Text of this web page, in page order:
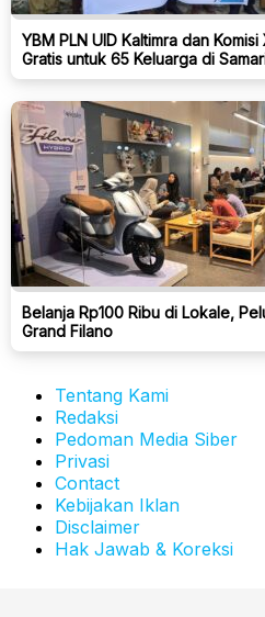
YBM PLN UID Kaltimra dan
Gratis untuk 65 Keluarga di
Belanja Rp100 Ribu di Lokale,
Grand Filano
Tentang Kami
Redaksi
Pedoman Media Siber
Privasi
Contact
Kebijakan Iklan
Disclaimer
Hak Jawab & Koreksi